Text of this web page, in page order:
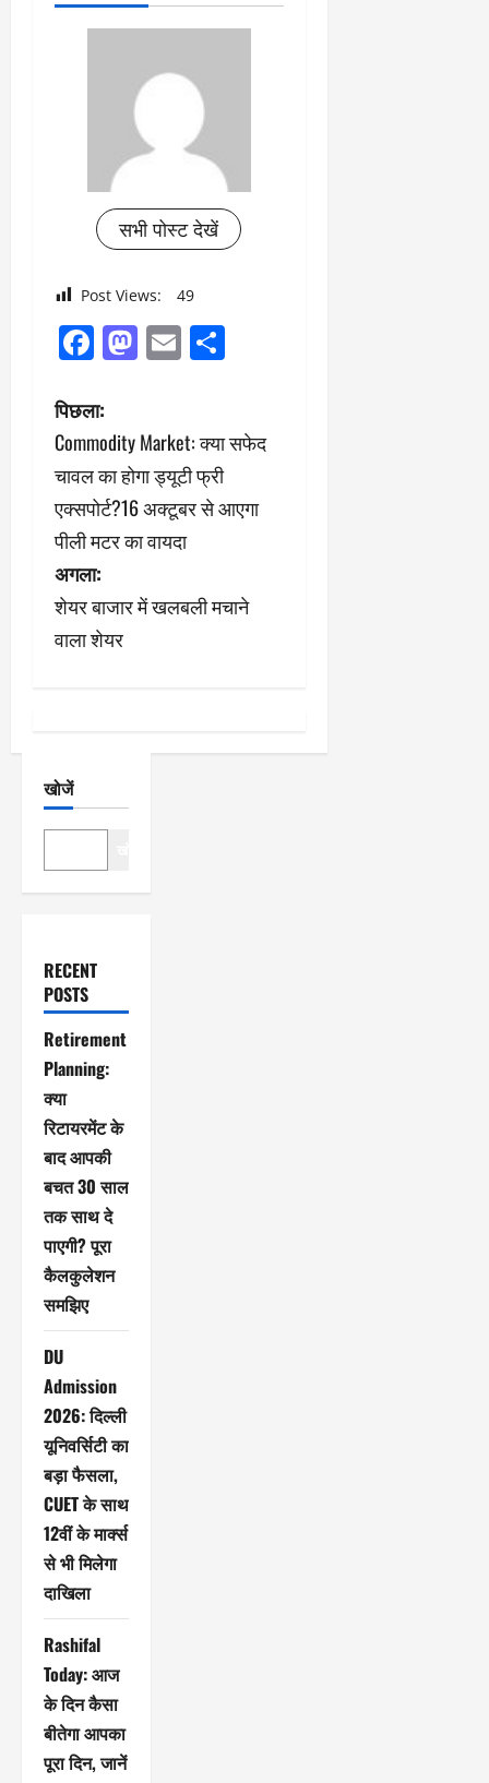
सभी पोस्ट देखें
Post Views: 49
Facebook
Mastodon
Email
पो
स्ट
ने
वि
गे
श
पिछला:
Commodity Market: क्या सफेद
चावल का होगा ड्यूटी फ्री
एक्सपोर्ट?16 अक्टूबर से आएगा
पीली मटर का वायदा
अगला:
शेयर बाजार में खलबली मचाने
वाला शेयर
खोजें
RECENT
POSTS
Retirement
Planning:
क्या
रिटायरमेंट के
बाद आपकी
बचत 30 साल
तक साथ दे
पाएगी? पूरा
कैलकुलेशन
समझिए
DU
Admission
2026: दिल्ली
यूनिवर्सिटी का
बड़ा फैसला,
CUET के साथ
12वीं के मार्क्स
से भी मिलेगा
दाखिला
Rashifal
Today: आज
के दिन कैसा
बीतेगा आपका
पूरा दिन, जानें